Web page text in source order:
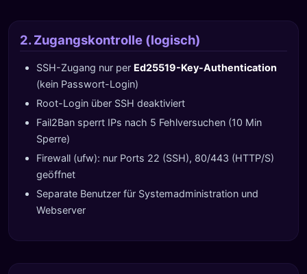
2. Zugangskontrolle (logisch)
SSH-Zugang nur per Ed25519-Key-Authentication
(kein Passwort-Login)
Root-Login über SSH deaktiviert
Fail2Ban sperrt IPs nach 5 Fehlversuchen (10 Min
Sperre)
Firewall (ufw): nur Ports 22 (SSH), 80/443 (HTTP/S)
geöffnet
Separate Benutzer für Systemadministration und
Webserver